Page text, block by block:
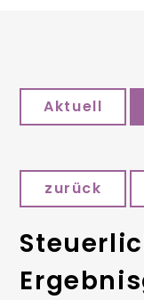
Aktuell
zurück